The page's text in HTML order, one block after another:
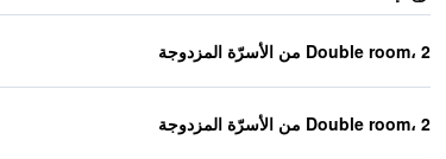
Double room، 2 من الأسرّة المزدوجة
Double room، 2 من الأسرّة المزدوجة